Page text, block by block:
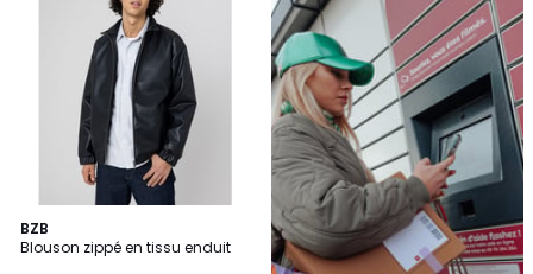
BZB
Blouson zippé en tissu enduit
Livraison
en
Locker
Mondial
Relay